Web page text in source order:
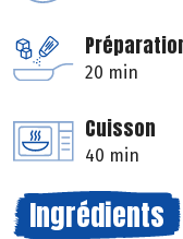
20 min
Cuisson
40 min
Ingrédients